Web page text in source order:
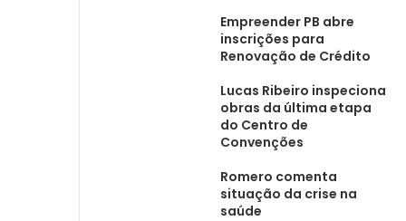
Empreender PB abre
inscrições para
Renovação de Crédito
Lucas Ribeiro inspeciona
obras da última etapa
do Centro de
Convenções
Romero comenta
situação da crise na
saúde